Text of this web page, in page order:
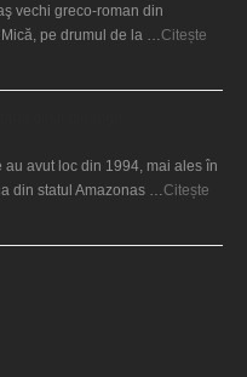
vechi greco-roman din
Mică, pe drumul de la …Citește
avut loc din 1994, mai ales în
din statul Amazonas …Citește